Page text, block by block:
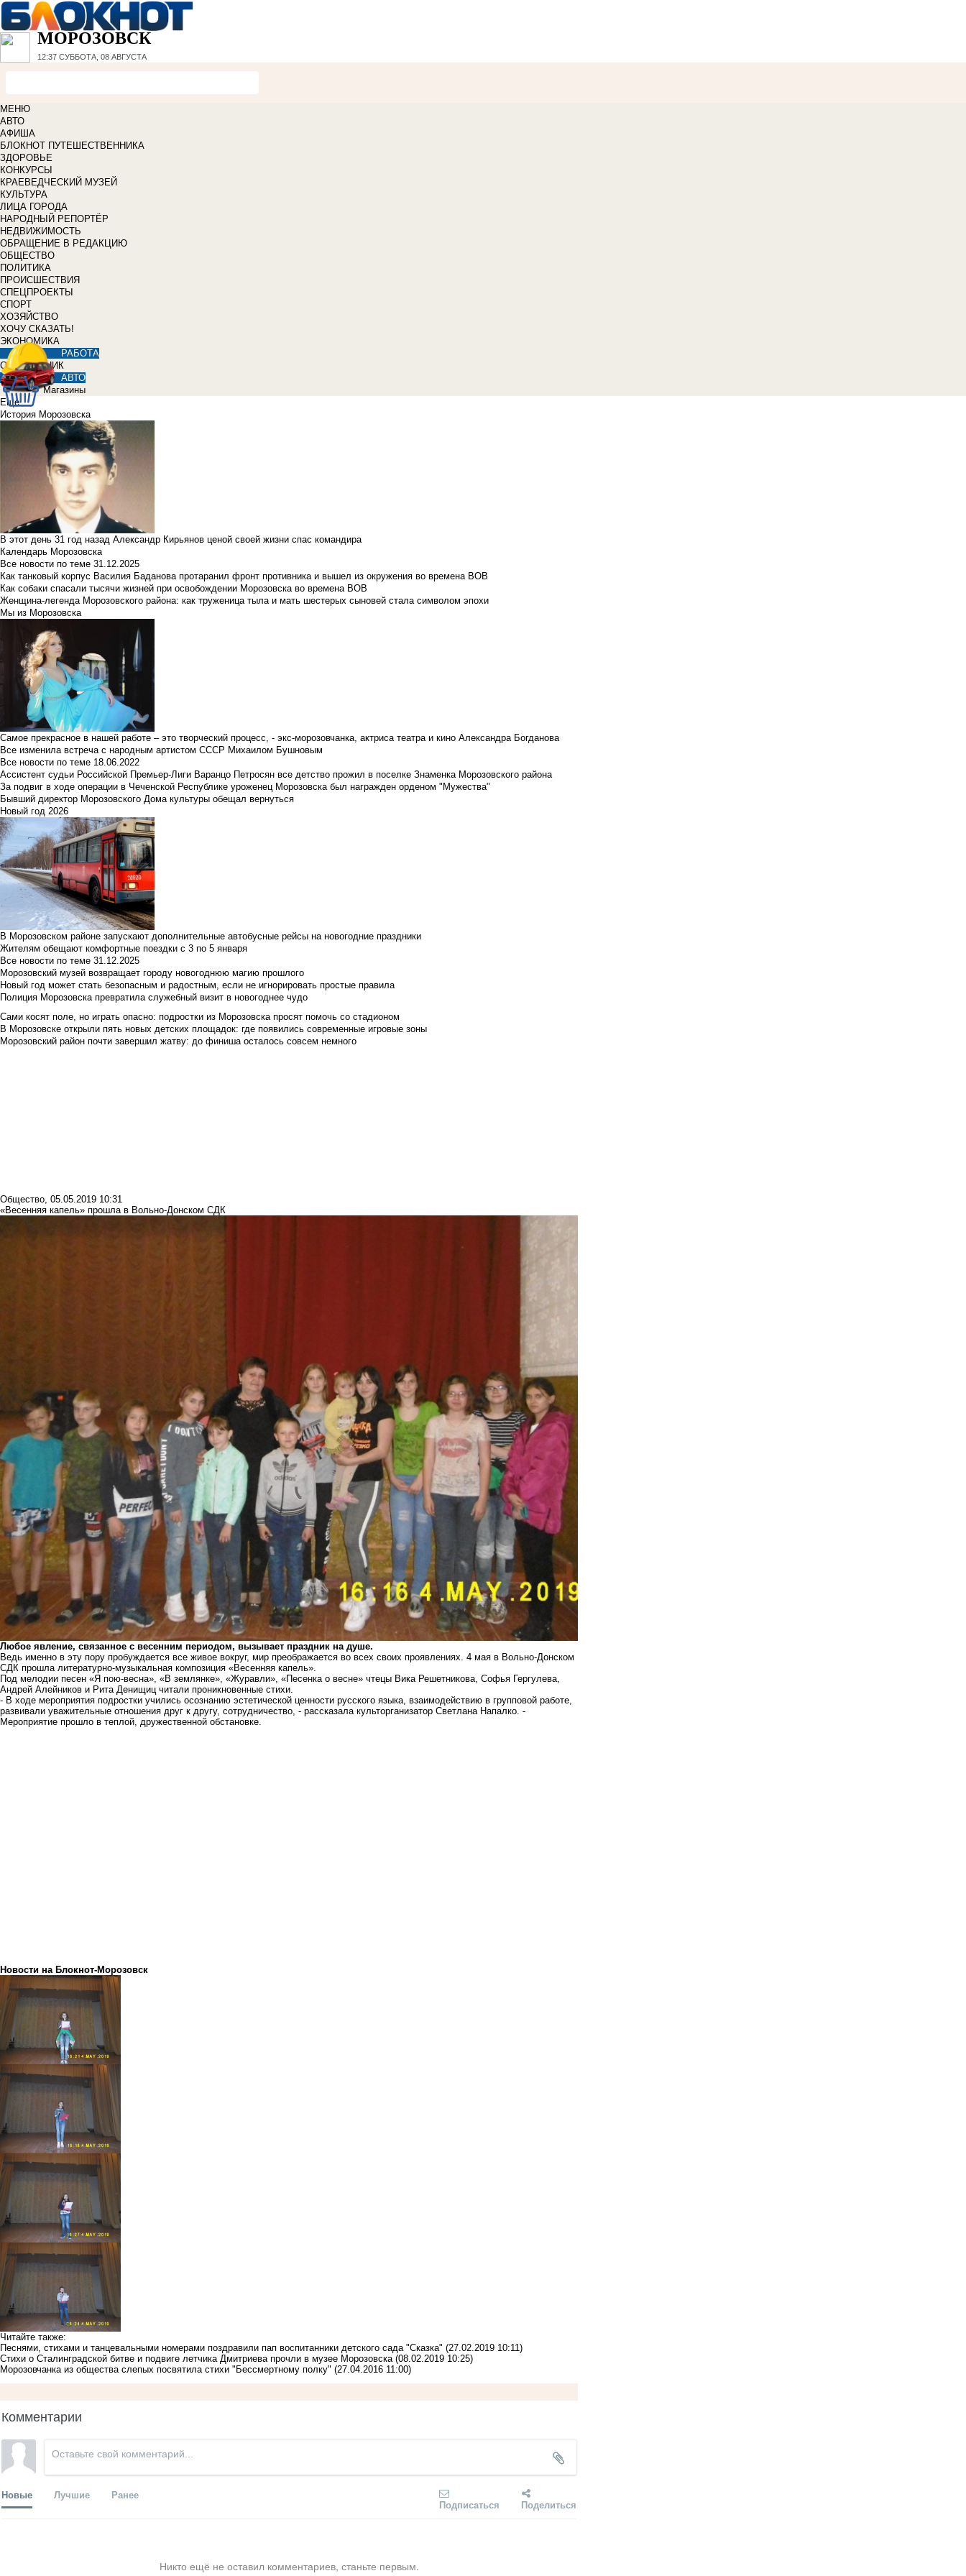
МОРОЗОВСК
12:37 СУББОТА, 08 АВГУСТА
МЕНЮ
АВТО
АФИША
БЛОКНОТ ПУТЕШЕСТВЕННИКА
ЗДОРОВЬЕ
КОНКУРСЫ
КРАЕВЕДЧЕСКИЙ МУЗЕЙ
КУЛЬТУРА
ЛИЦА ГОРОДА
НАРОДНЫЙ РЕПОРТЁР
НЕДВИЖИМОСТЬ
ОБРАЩЕНИЕ В РЕДАКЦИЮ
ОБЩЕСТВО
ПОЛИТИКА
ПРОИСШЕСТВИЯ
СПЕЦПРОЕКТЫ
СПОРТ
ХОЗЯЙСТВО
ХОЧУ СКАЗАТЬ!
ЭКОНОМИКА
РАБОТА
СПРАВОЧНИК
АВТО
Магазины
Еще
История Морозовска
В этот день 31 год назад Александр Кирьянов ценой своей жизни спас командира
Календарь Морозовска
Все новости по теме 31.12.2025
Как танковый корпус Василия Баданова протаранил фронт противника и вышел из окружения во времена ВОВ
Как собаки спасали тысячи жизней при освобождении Морозовска во времена ВОВ
Женщина-легенда Морозовского района: как труженица тыла и мать шестерых сыновей стала символом эпохи
Мы из Морозовска
Самое прекрасное в нашей работе – это творческий процесс, - экс-морозовчанка, актриса театра и кино Александра Богданова
Все изменила встреча с народным артистом СССР Михаилом Бушновым
Все новости по теме 18.06.2022
Ассистент судьи Российской Премьер-Лиги Варанцо Петросян все детство прожил в поселке Знаменка Морозовского района
За подвиг в ходе операции в Чеченской Республике уроженец Морозовска был награжден орденом "Мужества"
Бывший директор Морозовского Дома культуры обещал вернуться
Новый год 2026
В Морозовском районе запускают дополнительные автобусные рейсы на новогодние праздники
Жителям обещают комфортные поездки с 3 по 5 января
Все новости по теме 31.12.2025
Морозовский музей возвращает городу новогоднюю магию прошлого
Новый год может стать безопасным и радостным, если не игнорировать простые правила
Полиция Морозовска превратила служебный визит в новогоднее чудо
Сами косят поле, но играть опасно: подростки из Морозовска просят помочь со стадионом
В Морозовске открыли пять новых детских площадок: где появились современные игровые зоны
Морозовский район почти завершил жатву: до финиша осталось совсем немного
Общество, 05.05.2019 10:31
«Весенняя капель» прошла в Вольно-Донском СДК
Любое явление, связанное с весенним периодом, вызывает праздник на душе.
Ведь именно в эту пору пробуждается все живое вокруг, мир преображается во всех своих проявлениях. 4 мая в Вольно-Донском
СДК прошла литературно-музыкальная композиция «Весенняя капель».
Под мелодии песен «Я пою-весна», «В землянке», «Журавли», «Песенка о весне» чтецы Вика Решетникова, Софья Гергулева,
Андрей Алейников и Рита Денищиц читали проникновенные стихи.
- В ходе мероприятия подростки учились осознанию эстетической ценности русского языка, взаимодействию в групповой работе,
развивали уважительные отношения друг к другу, сотрудничество, - рассказала культорганизатор Светлана Напалко. -
Мероприятие прошло в теплой, дружественной обстановке.
Новости на Блoкнoт-Морозовск
Читайте также:
Песнями, стихами и танцевальными номерами поздравили пап воспитанники детского сада "Сказка" (27.02.2019 10:11)
Стихи о Сталинградской битве и подвиге летчика Дмитриева прочли в музее Морозовска (08.02.2019 10:25)
Морозовчанка из общества слепых посвятила стихи "Бессмертному полку" (27.04.2016 11:00)
Комментарии
Новые Лучшие Ранее
Подписаться Поделиться
Никто ещё не оставил комментариев, станьте первым.